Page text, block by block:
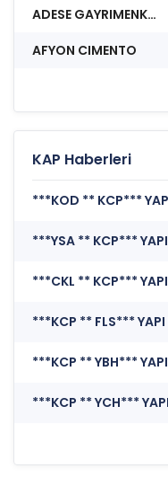
ADESE GAYRIMENKUL
AFYON CIMENTO
KAP Haberleri